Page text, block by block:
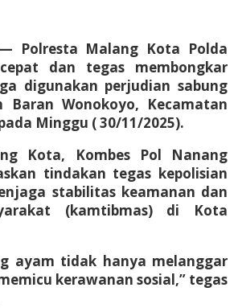
— Polresta Malang Kota Polda
dan tegas membongkar
digunakan perjudian sabung
Wonokoyo, Kecamatan
Minggu ( 30/11/2025).
Kota, Kombes Pol Nanang
tindakan tegas kepolisian
stabilitas keamanan dan
(kamtibmas) di Kota
ayam tidak hanya melanggar
kerawanan sosial,” tegas